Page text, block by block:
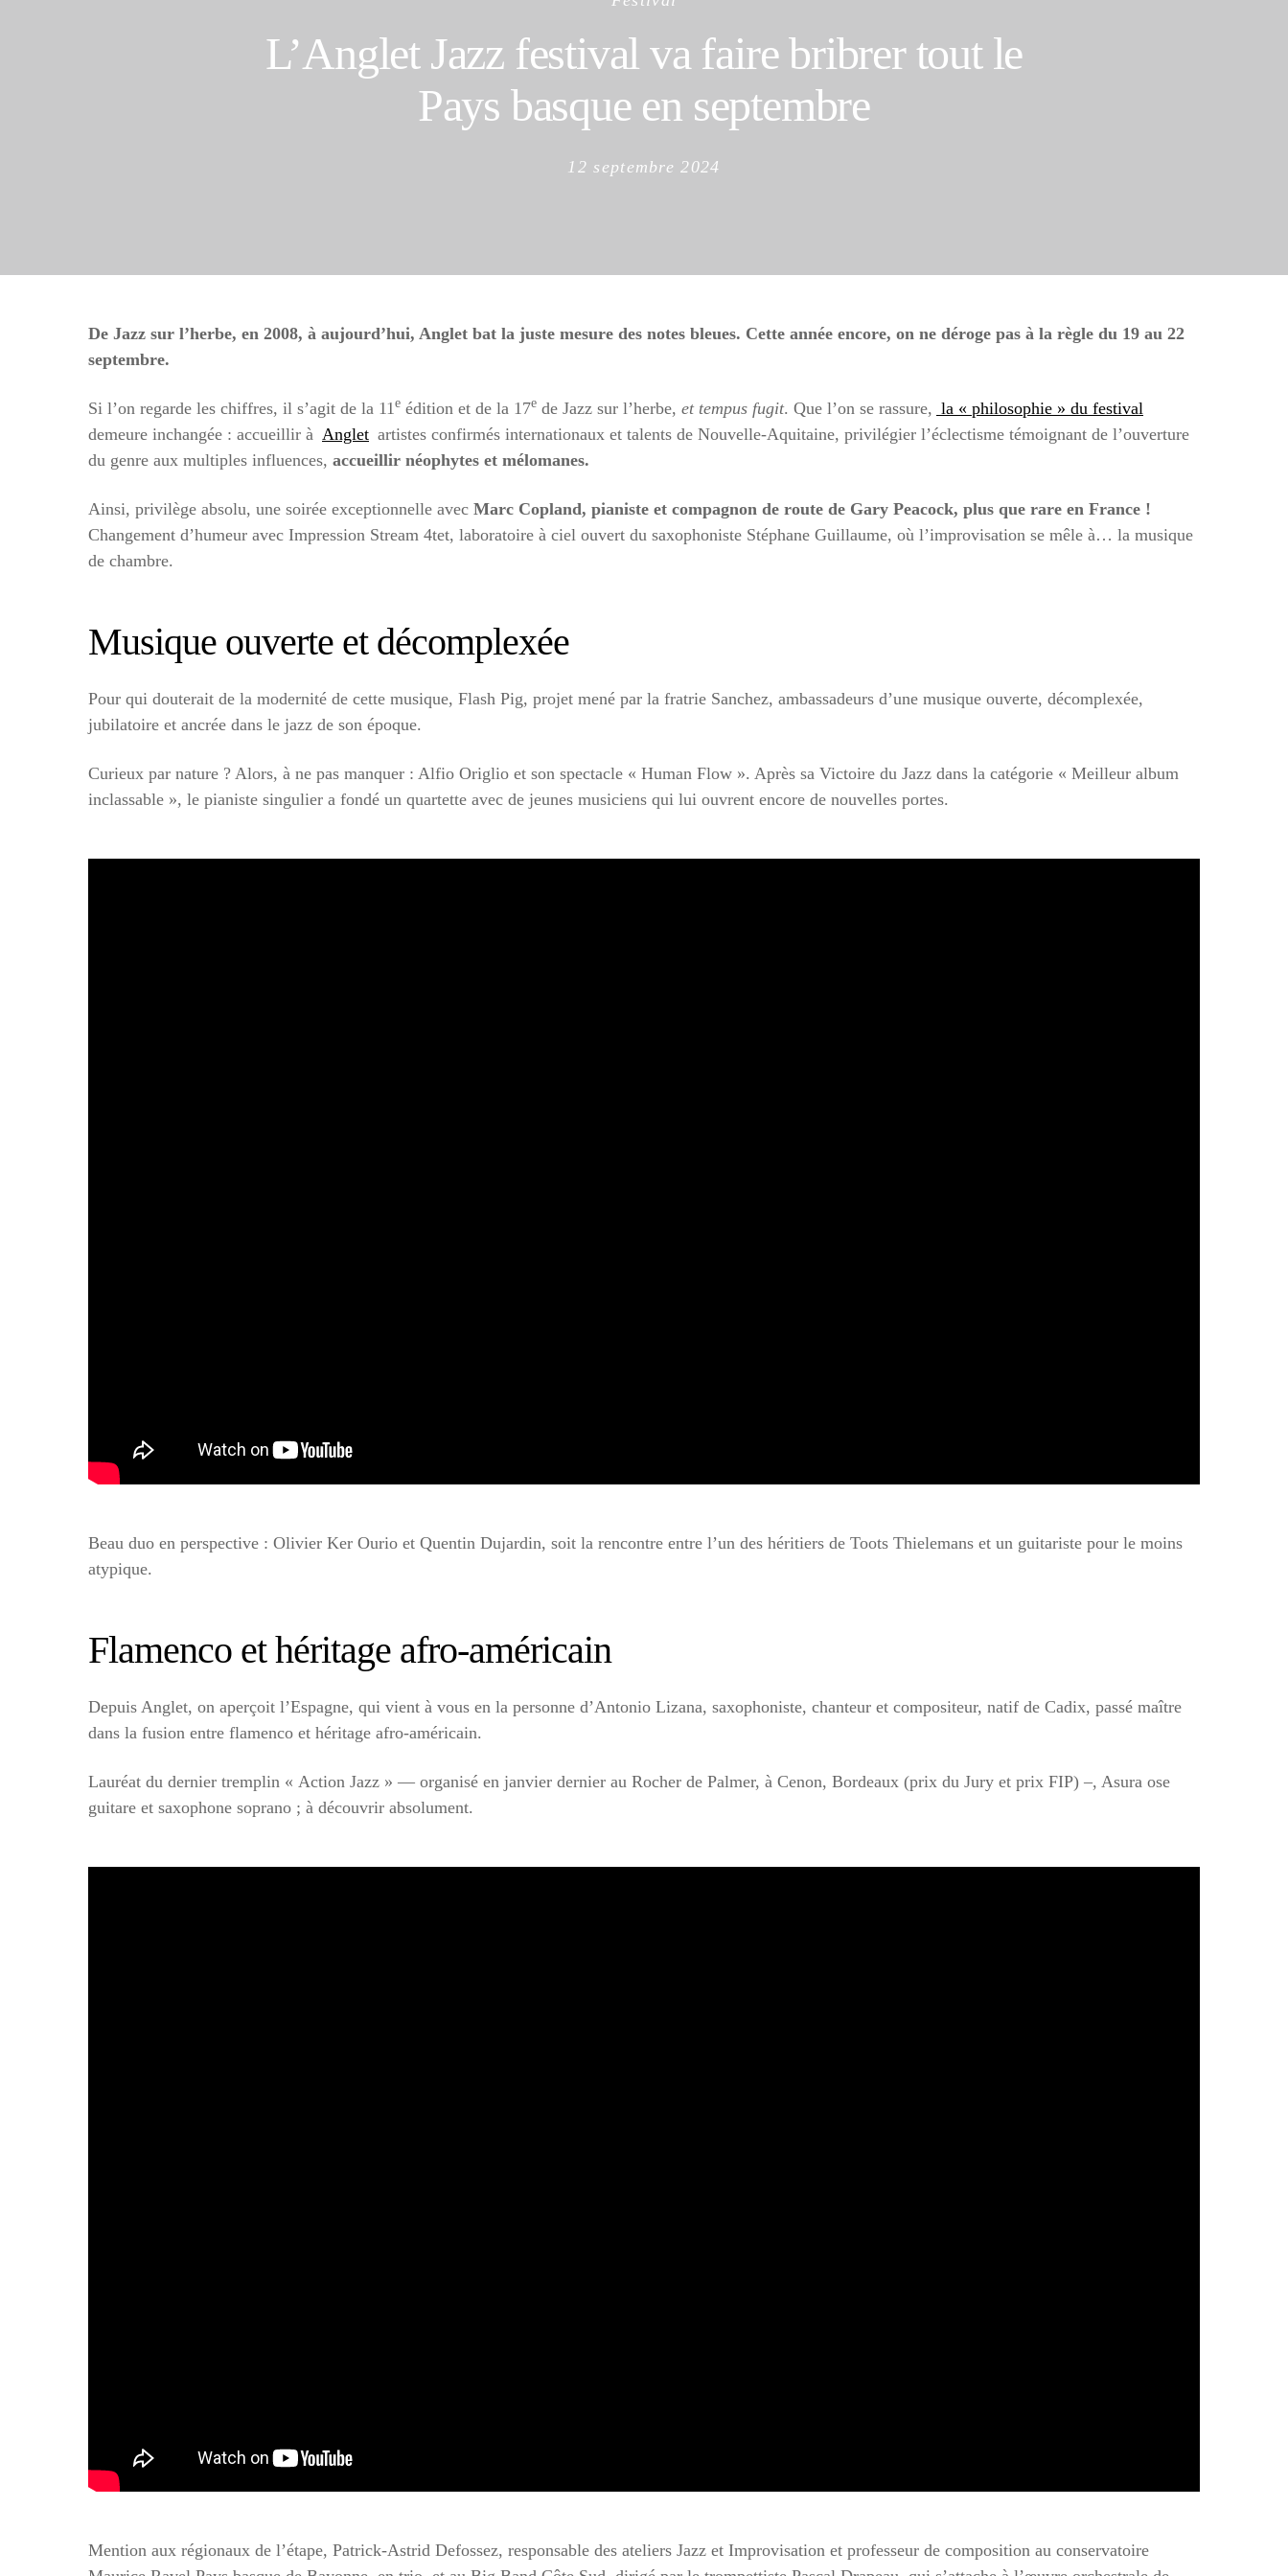
L’Anglet Jazz festival va faire bribrer tout le
Pays basque en septembre
Posted
12 septembre 2024
De Jazz sur l’herbe, en 2008, à aujourd’hui, Anglet bat la juste mesure des notes bleues. Cette année encore, on ne déroge pas à la règle du 19 au 22
septembre.
Si l’on regarde les chiffres, il s’agit de la 11e édition et de la 17e de Jazz sur l’herbe, et tempus fugit. Que l’on se rassure, la « philosophie » du festival
demeure inchangée : accueillir à Anglet artistes confirmés internationaux et talents de Nouvelle-Aquitaine, privilégier l’éclectisme témoignant de l’ouverture
du genre aux multiples influences, accueillir néophytes et mélomanes.
Ainsi, privilège absolu, une soirée exceptionnelle avec Marc Copland, pianiste et compagnon de route de Gary Peacock, plus que rare en France !
Changement d’humeur avec Impression Stream 4tet, laboratoire à ciel ouvert du saxophoniste Stéphane Guillaume, où l’improvisation se mêle à… la musique
de chambre.
Musique ouverte et décomplexée
Pour qui douterait de la modernité de cette musique, Flash Pig, projet mené par la fratrie Sanchez, ambassadeurs d’une musique ouverte, décomplexée,
jubilatoire et ancrée dans le jazz de son époque.
Curieux par nature ? Alors, à ne pas manquer : Alfio Origlio et son spectacle « Human Flow ». Après sa Victoire du Jazz dans la catégorie « Meilleur album
inclassable », le pianiste singulier a fondé un quartette avec de jeunes musiciens qui lui ouvrent encore de nouvelles portes.
Beau duo en perspective : Olivier Ker Ourio et Quentin Dujardin, soit la rencontre entre l’un des héritiers de Toots Thielemans et un guitariste pour le moins
atypique.
Flamenco et héritage afro-américain
Depuis Anglet, on aperçoit l’Espagne, qui vient à vous en la personne d’Antonio Lizana, saxophoniste, chanteur et compositeur, natif de Cadix, passé maître
dans la fusion entre flamenco et héritage afro-américain.
Lauréat du dernier tremplin « Action Jazz » — organisé en janvier dernier au Rocher de Palmer, à Cenon, Bordeaux (prix du Jury et prix FIP) –, Asura ose
guitare et saxophone soprano ; à découvrir absolument.
Mention aux régionaux de l’étape, Patrick-Astrid Defossez, responsable des ateliers Jazz et Improvisation et professeur de composition au conservatoire